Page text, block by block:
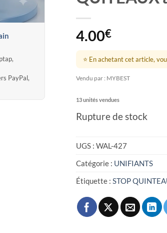
PayPal,
4.00€
⭐ En achetant cet article,
Vendu par : MYBEST
13 unités vendues
Rupture de stock
UGS :WAL-427
Catégorie : UNIFIANTS
Étiquette :STOP